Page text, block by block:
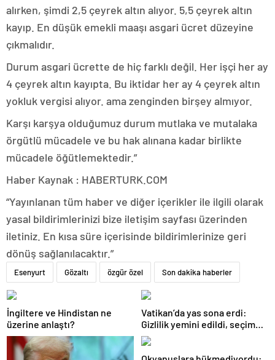
alırken, şimdi 2,5 çeyrek altın alıyor. 5,5 çeyrek altın
kayıp. En düşük emekli maaşı asgari ücret düzeyine
çıkmalıdır.
Durum asgari ücrette de hiç farklı değil. Her işçi her ay
4 çeyrek altın kayıpta. Bu iktidar her ay 4 çeyrek altın
yokluk vergisi alıyor. ama zenginden birşey almıyor.
Karşı karşya olduğumuz durum mutlaka ve mutalaka
örgütlü mücadele ve bu hak alınana kadar birlikte
mücadele öğütlemektedir.”
Haber Kaynak : HABERTURK.COM
“Yayınlanan tüm haber ve diğer içerikler ile ilgili olarak
yasal bildirimlerinizi bize iletişim sayfası üzerinden
iletiniz. En kısa süre içerisinde bildirimlerinize geri
dönüş sağlanılacaktır.”
Esenyurt Gözaltı özgür özel Son dakika haberler
İngiltere ve Hindistan ne
üzerine anlaştı?
Vatikan’da yas sona erdi:
Gizlilik yemini edildi, seçim
başlıyor